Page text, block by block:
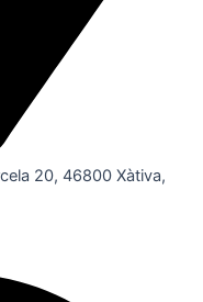
20, 46800 Xàtiva,